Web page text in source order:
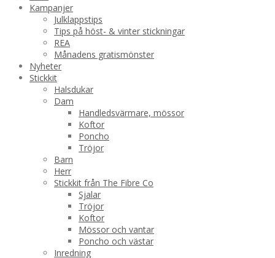
Kampanjer
Julklappstips
Tips på höst- & vinter stickningar
REA
Månadens gratismönster
Nyheter
Stickkit
Halsdukar
Dam
Handledsvärmare, mössor
Koftor
Poncho
Tröjor
Barn
Herr
Stickkit från The Fibre Co
Sjalar
Tröjor
Koftor
Mössor och vantar
Poncho och västar
Inredning